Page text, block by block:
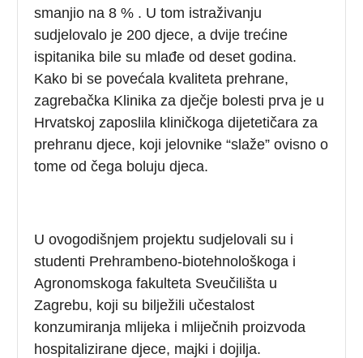
smanjio na 8 % . U tom istraživanju
sudjelovalo je 200 djece, a dvije trećine
ispitanika bile su mlađe od deset godina.
Kako bi se povećala kvaliteta prehrane,
zagrebačka Klinika za dječje bolesti prva je u
Hrvatskoj zaposlila kliničkoga dijetetičara za
prehranu djece, koji jelovnike “slaže” ovisno o
tome od čega boluju djeca.
U ovogodišnjem projektu sudjelovali su i
studenti Prehrambeno-biotehnološkoga i
Agronomskoga fakulteta Sveučilišta u
Zagrebu, koji su bilježili učestalost
konzumiranja mlijeka i mliječnih proizvoda
hospitalizirane djece, majki i dojilja.